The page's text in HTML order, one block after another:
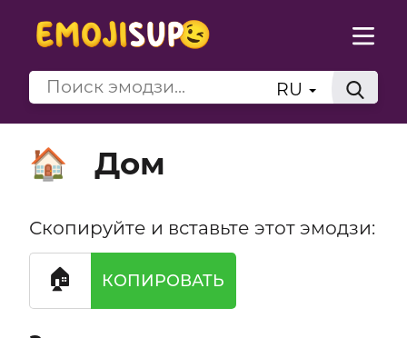
RU
🏠 Дом
Скопируйте и вставьте этот эмодзи:
🏠 КОПИРОВАТЬ